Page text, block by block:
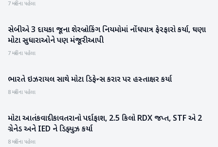
7 મહિના પહેલા
રાષ્ટ્રીય
સેબીએ 3 દાયકા જૂના શેરબ્રોકિંગ નિયમોમાં નોંધપાત્ર ફેરફારો કર્યા, ઘણા
મોટા સુધારાઓને પણ મંજૂરી આપી
7 મહિના પહેલા
રાષ્ટ્રીય
ભારતે ઇઝરાયલ સાથે મોટા ડિફેન્સ કરાર પર હસ્તાક્ષર કર્યા
8 મહિના પહેલા
રાષ્ટ્રીય
મોટા આતંકવાદી કાવતરાનો પર્દાફાશ, 2.5 કિલો RDX જપ્ત, STF એ 2
ગ્રેનેડ અને IED ને ડિફ્યુઝ કર્યા
8 મહિના પહેલા